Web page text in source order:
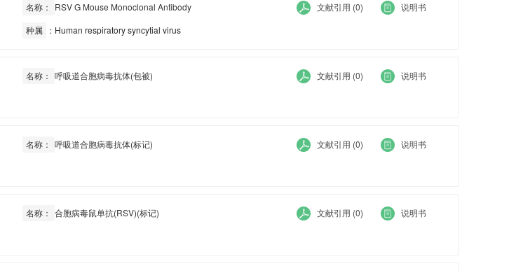
名称：
RSV G Mouse Monoclonal Antibody
种属 ：Human respiratory syncytial virus
文献引用 (0) 说明书
名称：
呼吸道合胞病毒抗体(包被)
文献引用 (0) 说明书
名称：
呼吸道合胞病毒抗体(标记)
文献引用 (0) 说明书
名称：
合胞病毒鼠单抗(RSV)(标记)
文献引用 (0) 说明书